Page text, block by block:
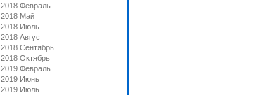
2018 Февраль
2018 Май
2018 Июль
2018 Август
2018 Сентябрь
2018 Октябрь
2019 Февраль
2019 Июнь
2019 Июль